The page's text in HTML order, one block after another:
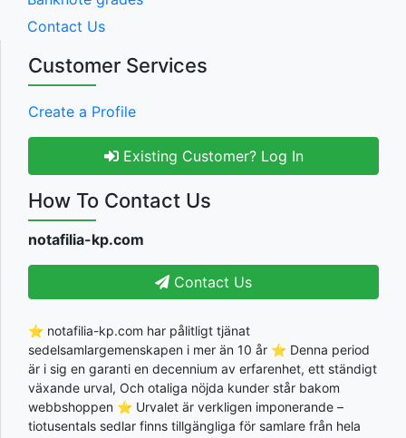
Contact Us
Customer Services
Create a Profile
Existing Customer? Log In
How To Contact Us
notafilia-kp.com
Contact Us
⭐ notafilia-kp.com har pålitligt tjänat
sedelsamlargemenskapen i mer än 10 år ⭐ Denna period
är i sig en garanti en decennium av erfarenhet, ett ständigt
växande urval, Och otaliga nöjda kunder står bakom
webbshoppen ⭐ Urvalet är verkligen imponerande –
tiotusentals sedlar finns tillgängliga för samlare från hela